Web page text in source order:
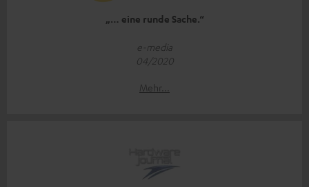
„… eine runde Sache.“
e-media
04/2020
Mehr...